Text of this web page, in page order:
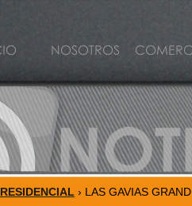
RESIDENCIAL › LAS GAVIAS GRAND